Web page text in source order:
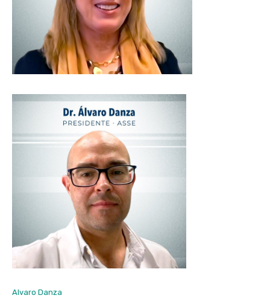
Alvaro Danza